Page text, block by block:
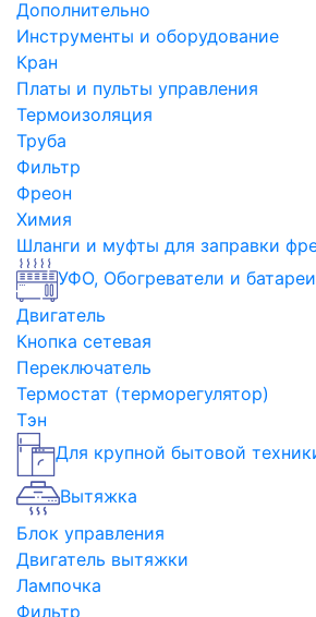
Дополнительно
Инструменты и оборудование
Кран
Платы и пульты управления
Термоизоляция
Труба
Фильтр
Фреон
Химия
Шланги и муфты для заправки
УФО, Обогреватели и батареи
Двигатель
Кнопка сетевая
Переключатель
Термостат (терморегулятор)
Тэн
Для крупной бытовой
Вытяжка
Блок управления
Двигатель вытяжки
Лампочка
Фильтр